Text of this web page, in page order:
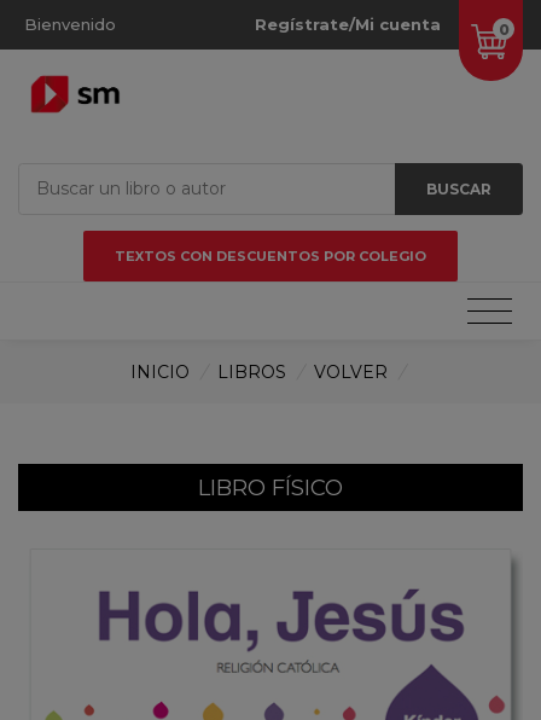
Bienvenido 0
Regístrate/Mi cuenta
BUSCAR
TEXTOS CON DESCUENTOS POR COLEGIO
INICIO LIBROS VOLVER
LIBRO FÍSICO